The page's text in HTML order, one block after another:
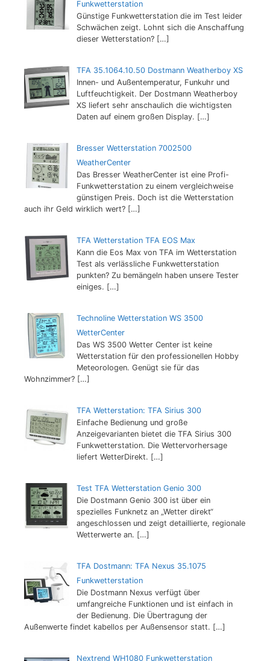
Funkwetterstation
Günstige Funkwetterstation die im Test leider
Schwächen zeigt. Lohnt sich die Anschaffung
dieser Wetterstation? […]
TFA 35.1064.10.50 Dostmann Weatherboy XS
Innen- und Außentemperatur, Funkuhr und
Luftfeuchtigkeit. Der Dostmann Weatherboy
XS liefert sehr anschaulich die wichtigsten
Daten auf einem großen Display. […]
Bresser Wetterstation 7002500
WeatherCenter
Das Bresser WeatherCenter ist eine Profi-
Funkwetterstation zu einem vergleichweise
günstigen Preis. Doch ist die Wetterstation
auch ihr Geld wirklich wert? […]
TFA Wetterstation TFA EOS Max
Kann die Eos Max von TFA im Wetterstation
Test als verlässliche Funkwetterstation
punkten? Zu bemängeln haben unsere Tester
einiges. […]
Technoline Wetterstation WS 3500
WetterCenter
Das WS 3500 Wetter Center ist keine
Wetterstation für den professionellen Hobby
Meteorologen. Genügt sie für das
Wohnzimmer? […]
TFA Wetterstation: TFA Sirius 300
Einfache Bedienung und große
Anzeigevarianten bietet die TFA Sirius 300
Funkwetterstation. Die Wettervorhersage
liefert WetterDirekt. […]
Test TFA Wetterstation Genio 300
Die Dostmann Genio 300 ist über ein
spezielles Funknetz an „Wetter direkt“
angeschlossen und zeigt detaillierte, regionale
Wetterwerte an. […]
TFA Dostmann: TFA Nexus 35.1075
Funkwetterstation
Die Dostmann Nexus verfügt über
umfangreiche Funktionen und ist einfach in
der Bedienung. Die Übertragung der
Außenwerte findet kabellos per Außensensor statt. […]
Nextrend WH1080 Funkwetterstation